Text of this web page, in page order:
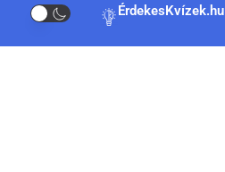
ÉrdekesKvízek.hu